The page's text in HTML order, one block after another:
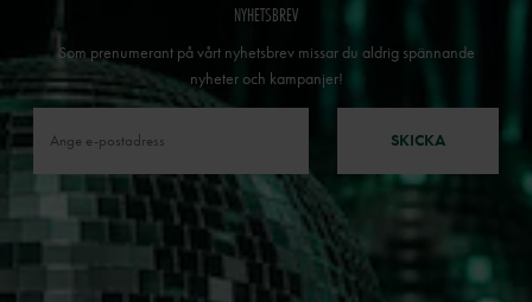
NYHETSBREV
Som prenumerant på vårt nyhetsbrev missar du aldrig spännande
nyheter och kampanjer!
SKICKA